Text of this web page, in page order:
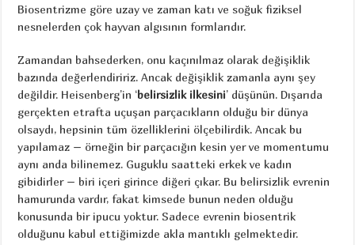
Biosentrizme göre uzay ve zaman katı ve soğuk fiziksel
nesnelerden çok hayvan algısının formlarıdır.
Zamandan bahsederken, onu kaçınılmaz olarak değişiklik
bazında değerlendiririz. Ancak değişiklik zamanla aynı şey
değildir. Heisenberg’in ‘belirsizlik ilkesini’ düşünün. Dışarıda
gerçekten etrafta uçuşan parçacıkların olduğu bir dünya
olsaydı, hepsinin tüm özelliklerini ölçebilirdik. Ancak bu
yapılamaz – örneğin bir parçacığın kesin yer ve momentumu
aynı anda bilinemez. Guguklu saatteki erkek ve kadın
gibidirler – biri içeri girince diğeri çıkar. Bu belirsizlik evrenin
hamurunda vardır, fakat kimsede bunun neden olduğu
konusunda bir ipucu yoktur. Sadece evrenin biosentrik
olduğunu kabul ettiğimizde akla mantıklı gelmektedir.